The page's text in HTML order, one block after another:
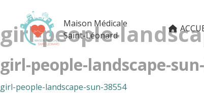
Maison Médicale
Saint-Léonard
girl-people-
girl-people-landscape-
girl-people-landscape-sun-38554